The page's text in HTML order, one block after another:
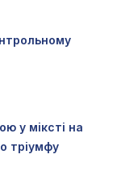
у міксті на
тріумфу